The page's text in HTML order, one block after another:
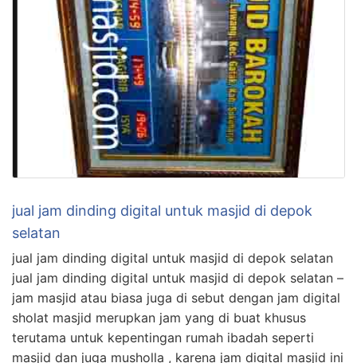
jual jam dinding digital untuk masjid di depok
selatan
jual jam dinding digital untuk masjid di depok selatan
jual jam dinding digital untuk masjid di depok selatan –
jam masjid atau biasa juga di sebut dengan jam digital
sholat masjid merupkan jam yang di buat khusus
terutama untuk kepentingan rumah ibadah seperti
masjid dan juga musholla , karena jam digital masjid ini